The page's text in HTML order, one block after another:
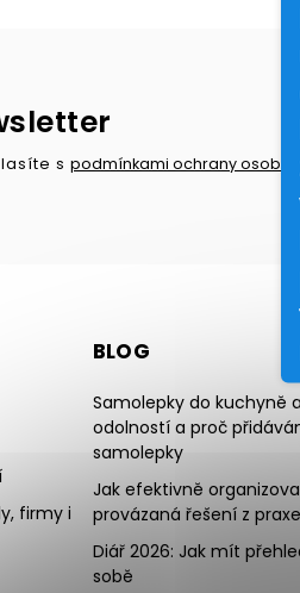
firmy i
BLOG
Samolepky do kuchyně
odolností a proč
samolepky
Jak efektivně
provázaná řešení z praxe
Diář 2026: Jak mít
sobě
s podmínkami ochrany